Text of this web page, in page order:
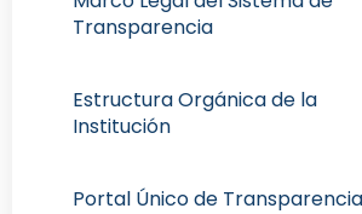
Transparencia
Estructura Orgánica de la
Institución
Portal Único de Transparencia